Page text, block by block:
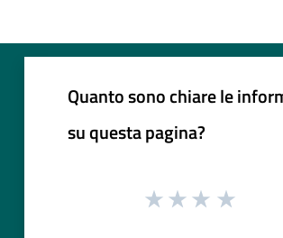
Quanto sono chiare le
su questa pagina?